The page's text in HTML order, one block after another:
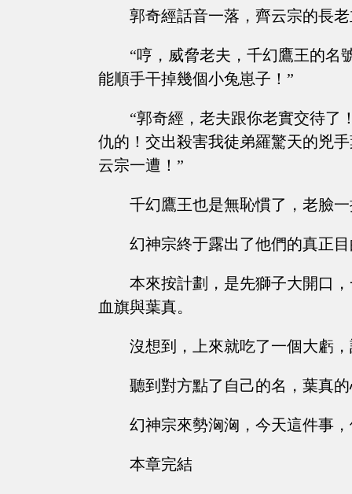
郭奇經話音一落，齊云宗的長
“哼，威脅老夫，千幻鷹王的名
能順手干掉幾個小兔崽子！”
“郭奇經，老夫跟你老實交待了
仇的！交出殺害我徒弟羅驚天的兇
云宗一遭！”
千幻鷹王也是無恥慣了，老臉
幻神宗終于露出了他們的真正
本來按計劃，是先獅子大開口
血旗與葉真。
沒想到，上來就吃了一個大虧
聽到對方點了自己的名，葉真
幻神宗來勢洶洶，今天這件事
本章完結